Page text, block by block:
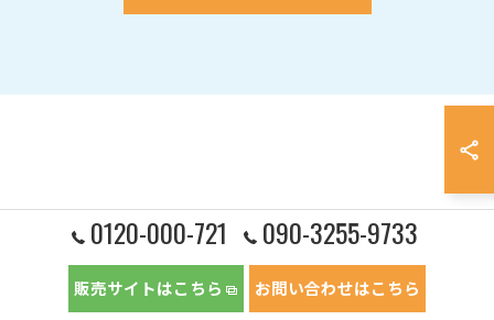
0120-000-721 090-3255-9733
販売サイトはこちら お問い合わせはこちら